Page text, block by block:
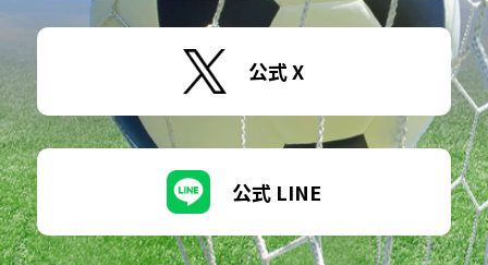
公式 X
公式 LINE